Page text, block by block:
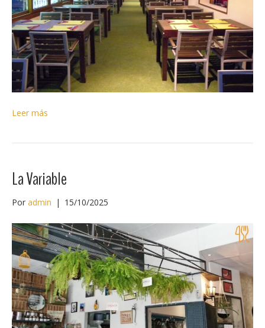
Leer más
La Variable
Por admin | 15/10/2025